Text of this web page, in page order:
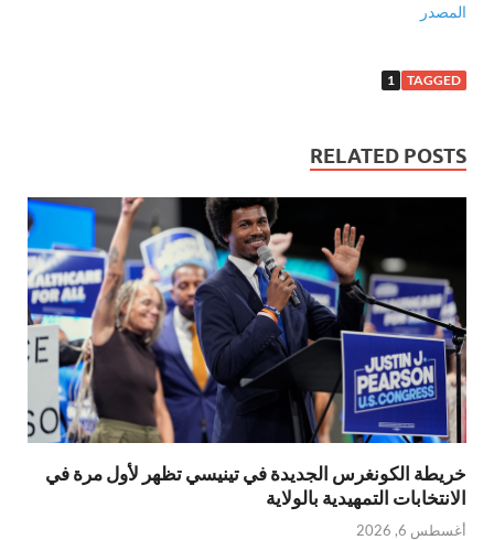
المصدر
TAGGED
1
RELATED POSTS
خريطة الكونغرس الجديدة في تينيسي تظهر لأول مرة في
الانتخابات التمهيدية بالولاية
أغسطس 6, 2026